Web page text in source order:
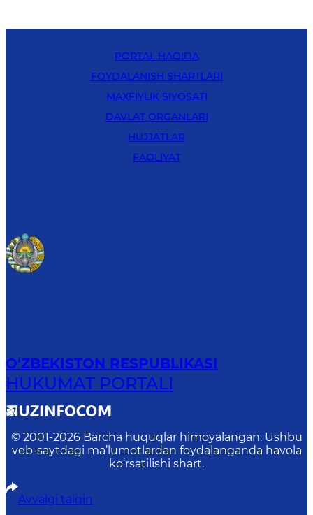
PORTAL HAQIDA
FOYDALANISH SHARTLARI
MAXFIYLIK SIYOSATI
DAVLAT ORGANLARI
HUJJATLAR
FAOLIYAT
O‘ZBEKISTON RESPUBLIKASI
HUKUMAT PORTALI
© 2001-2026 Barcha huquqlar himoyalangan. Ushbu
veb-saytdagi ma’lumotlardan foydalanganda havola
ko‘rsatilishi shart.
Avvalgi talqin